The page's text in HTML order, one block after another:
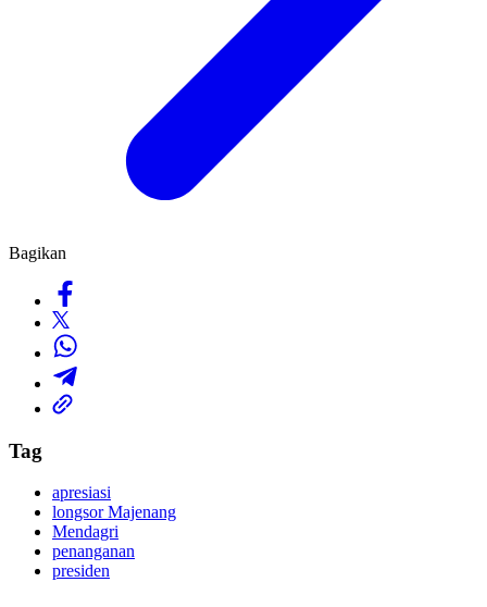
Bagikan
Tag
apresiasi
longsor Majenang
Mendagri
penanganan
presiden